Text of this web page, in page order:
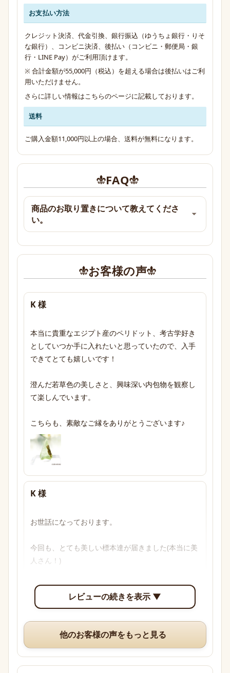
お支払い方法
クレジット決済、代金引換、銀行振込（ゆうちょ銀行・りそ
な銀行）、コンビニ決済、後払い（コンビニ・郵便局・銀
行・LINE Pay）がご利用頂けます。
※ 合計金額が55,000円（税込）を超える場合は後払いはご利
用いただけません。
さらに詳しい情報は こちらのページに記載しております。
送料
ご購入金額11,000円以上の場合、送料が無料になります。
FAQ
商品のお取り置きについて教えてくださ
い。
お客様の声
K 様
本当に貴重なエジプト産のペリドット、考古学好き
としていつか手に入れたいと思っていたので、入手
できてとても嬉しいです！
澄んだ若草色の美しさと、興味深い内包物を観察し
て楽しんでいます。
こちらも、素敵なご縁をありがとうございます♪
K 様
お世話になっております。
今回も、とても美しい標本達が届きました(本当に美
人さん！)
透明感のあるブルーからパープル、多色性がはっき
り確認できて眺めていて楽しいです。
いつも、丁寧な梱包や手書きのメッセージ、そして
素敵なオマケまでありがとうございますm(*_ _)m
レビューの続きを表示 ▼
他のお客様の声をもっと見る